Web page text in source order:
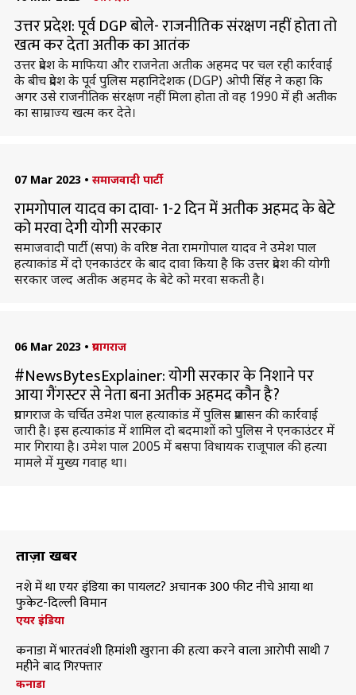
उत्तर प्रदेश: पूर्व DGP बोले- राजनीतिक संरक्षण नहीं होता तो
खत्म कर देता अतीक का आतंक
उत्तर प्रदेश के माफिया और राजनेता अतीक अहमद पर चल रही कार्रवाई
के बीच प्रदेश के पूर्व पुलिस महानिदेशक (DGP) ओपी सिंह ने कहा कि
अगर उसे राजनीतिक संरक्षण नहीं मिला होता तो वह 1990 में ही अतीक
का साम्राज्य खत्म कर देते।
07 Mar 2023 • समाजवादी पार्टी
रामगोपाल यादव का दावा- 1-2 दिन में अतीक अहमद के बेटे
को मरवा देगी योगी सरकार
समाजवादी पार्टी (सपा) के वरिष्ठ नेता रामगोपाल यादव ने उमेश पाल
हत्याकांड में दो एनकाउंटर के बाद दावा किया है कि उत्तर प्रदेश की योगी
सरकार जल्द अतीक अहमद के बेटे को मरवा सकती है।
06 Mar 2023 • प्रयागराज
#NewsBytesExplainer: योगी सरकार के निशाने पर
आया गैंगस्टर से नेता बना अतीक अहमद कौन है?
प्रयागराज के चर्चित उमेश पाल हत्याकांड में पुलिस प्रशासन की कार्रवाई
जारी है। इस हत्याकांड में शामिल दो बदमाशों को पुलिस ने एनकाउंटर में
मार गिराया है। उमेश पाल 2005 में बसपा विधायक राजूपाल की हत्या
मामले में मुख्य गवाह था।
ताज़ा खबरें
नशे में था एयर इंडिया का पायलट? अचानक 300 फीट नीचे आया था
फुकेट-दिल्ली विमान
एयर इंडिया
कनाडा में भारतवंशी हिमांशी खुराना की हत्या करने वाला आरोपी साथी 7
महीने बाद गिरफ्तार
कनाडा